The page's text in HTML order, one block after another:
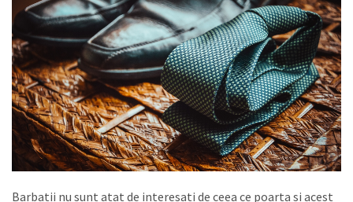
Barbatii nu sunt atat de interesati de ceea ce poarta si acest